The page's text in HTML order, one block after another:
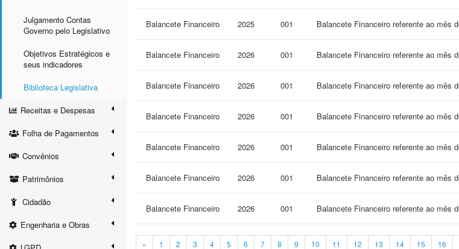
Julgamento Contas
Governo pelo Legislativo
Objetivos Estratégicos e
seus indicadores
Biblioteca Legislativa
Receitas e Despesas
Folha de Pagamentos
Convênios
Patrimônios
Cidadão
Engenharia e Obras
Balancete Financeiro 2025 001 Balancete Financeiro referente ao mês
Balancete Financeiro 2026 001 Balancete Financeiro referente ao mês
Balancete Financeiro 2026 001 Balancete Financeiro referente ao mês
Balancete Financeiro 2026 001 Balancete Financeiro referente ao mês
Balancete Financeiro 2026 001 Balancete Financeiro referente ao mês
Balancete Financeiro 2026 001 Balancete Financeiro referente ao mês
Balancete Financeiro 2026 001 Balancete Financeiro referente ao mês
« 1 2 3 4 5 6 7 8 9 10 11 12 13 14 15 16